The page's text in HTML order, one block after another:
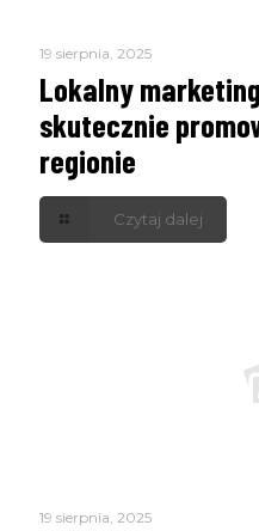
19 sierpnia, 2025
Lokalny
skutecznie
regionie
Czytaj dalej
19 sierpnia, 2025